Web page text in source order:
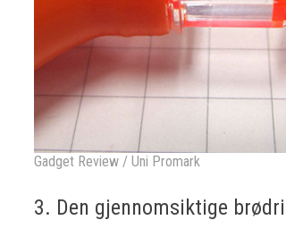
Gadget Review /Uni Promark
3. Den gjennomsiktige